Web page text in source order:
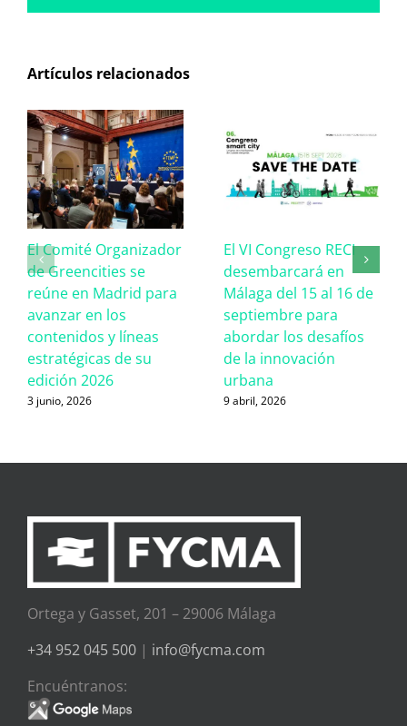
Artículos relacionados
El Comité Organizador
de Greencities se
reúne en Madrid para
avanzar en los
contenidos y líneas
estratégicas de su
edición 2026
3 junio, 2026
El VI Congreso RECI
desembarcará en
Málaga del 15 al 16 de
septiembre para
abordar los desafíos
de la innovación
urbana
9 abril, 2026
Ortega y Gasset, 201 – 29006 Málaga
+34 952 045 500 | info@fycma.com
Encuéntranos: